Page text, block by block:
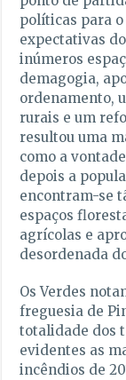
políticas para
expectativas
inúmeros
demagogia,
ordenamento,
rurais e um
resultou uma
como a
depois a
encontram-se
espaços
agrícolas e
desordenada
Os Verdes
freguesia de
totalidade dos
evidentes as
incêndios de